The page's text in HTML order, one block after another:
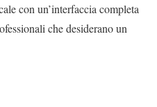
con un’interfaccia completa
che desiderano un